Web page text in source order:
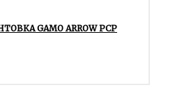
GAMO ARROW PCP